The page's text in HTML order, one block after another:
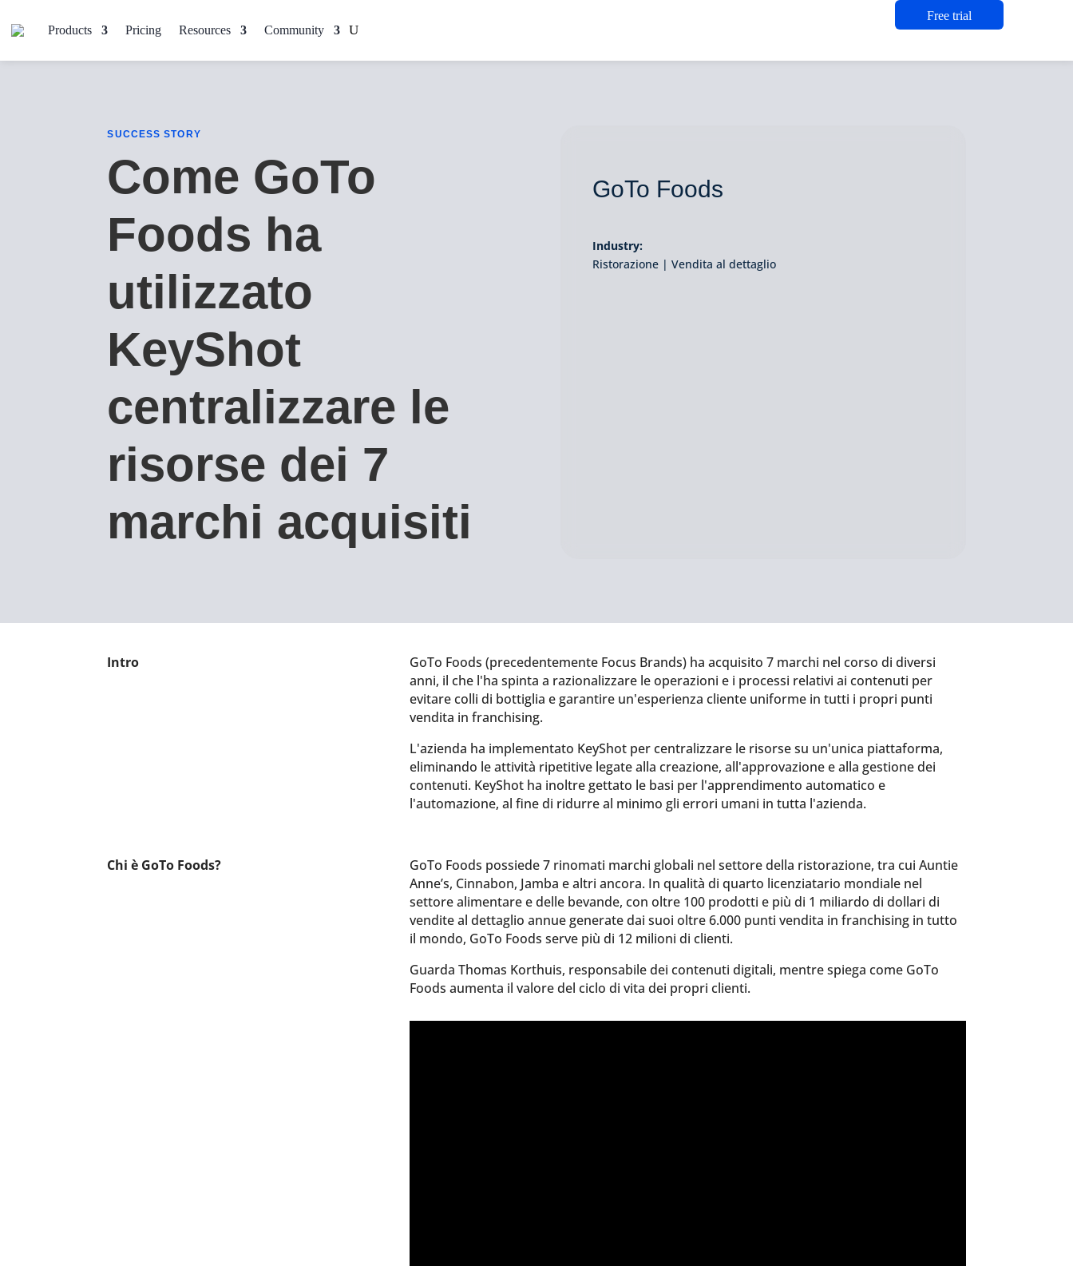
Products Pricing Resources Community
Free trial
SUCCESS STORY
Come GoTo
Foods ha
utilizzato
KeyShot
centralizzare le
risorse dei 7
marchi acquisiti
GoTo Foods
Industry:
Ristorazione | Vendita al dettaglio
Intro
GoTo Foods (precedentemente Focus Brands) ha acquisito 7 marchi nel corso di diversi
anni, il che l'ha spinta a razionalizzare le operazioni e i processi relativi ai contenuti per
evitare colli di bottiglia e garantire un'esperienza cliente uniforme in tutti i propri punti
vendita in franchising.
L'azienda ha implementato KeyShot per centralizzare le risorse su un'unica piattaforma,
eliminando le attività ripetitive legate alla creazione, all'approvazione e alla gestione dei
contenuti. KeyShot ha inoltre gettato le basi per l'apprendimento automatico e
l'automazione, al fine di ridurre al minimo gli errori umani in tutta l'azienda.
Chi è GoTo Foods?
GoTo Foods possiede 7 rinomati marchi globali nel settore della ristorazione, tra cui Auntie
Anne’s, Cinnabon, Jamba e altri ancora. In qualità di quarto licenziatario mondiale nel
settore alimentare e delle bevande, con oltre 100 prodotti e più di 1 miliardo di dollari di
vendite al dettaglio annue generate dai suoi oltre 6.000 punti vendita in franchising in tutto
il mondo, GoTo Foods serve più di 12 milioni di clienti.
Guarda Thomas Korthuis, responsabile dei contenuti digitali, mentre spiega come GoTo
Foods aumenta il valore del ciclo di vita dei propri clienti.